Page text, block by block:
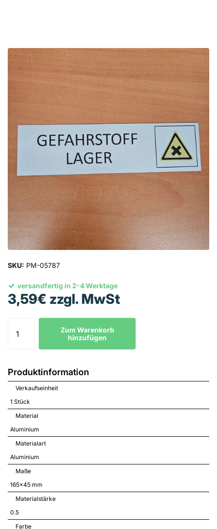
SKU: PM-05787
versandfertig in 2-4 Werktage
3,59€ zzgl. MwSt
Zum Warenkorb
hinzufügen
Produktinformation
Verkaufseinheit
1 Stück
Material
Aluminium
Materialart
Aluminium
Maße
165x45 mm
Materialstärke
0.5
Farbe